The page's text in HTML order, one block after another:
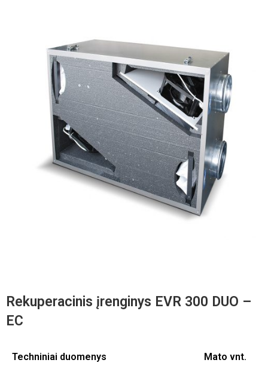
Rekuperacinis įrenginys EVR 300 DUO –
EC
Techniniai duomenys Mato vnt.